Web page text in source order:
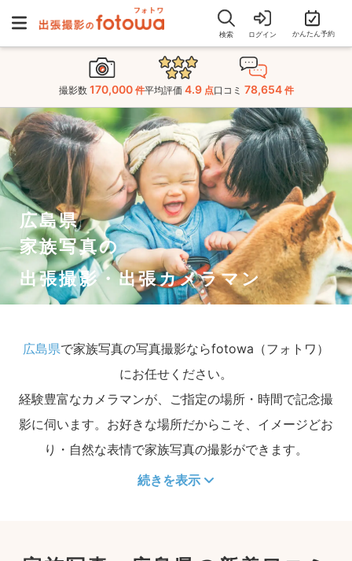
検索 ログイン かんたん予約
撮影数 170,000 件平均評価 4.9 点口コミ 78,654 件
広島県
家族写真の
出張撮影・出張カメラマン
広島県で家族写真の写真撮影ならfotowa（フォトワ）
にお任せください。
経験豊富なカメラマンが、ご指定の場所・時間で記念撮
影に伺います。お好きな場所だからこそ、イメージどお
り・自然な表情で家族写真の撮影ができます。
続きを表示